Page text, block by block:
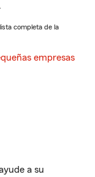
completa de la
empresas
a su